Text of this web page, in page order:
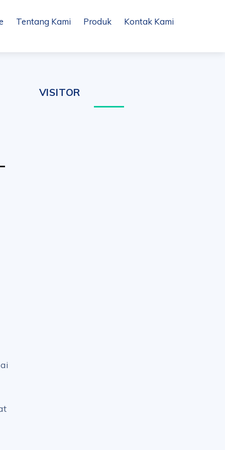
Tentang Kami Produk Kontak Kami
VISITOR